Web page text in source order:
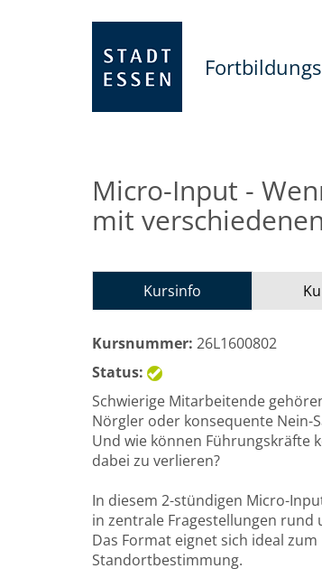
Micro-Input -
mit
Kursinfo
Kursnummer: 26L1600802
Status:
Schwierige Mitarbeitende
Nörgler oder konsequente Nein-
Und wie können Führungskräfte
dabei zu verlieren?
In diesem 2-stündigen Micro-
in zentrale Fragestellungen
Das Format eignet sich ideal
Standortbestimmung.